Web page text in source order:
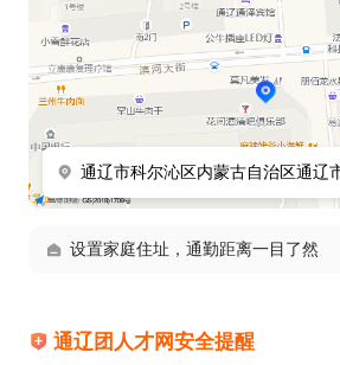
设置家庭住址，通勤距离一目了然
通辽团人才网安全提醒